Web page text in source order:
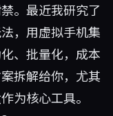
。最近我研究了
，用虚拟手机集
、批量化，成本
拆解给你，尤其
作为核心工具。